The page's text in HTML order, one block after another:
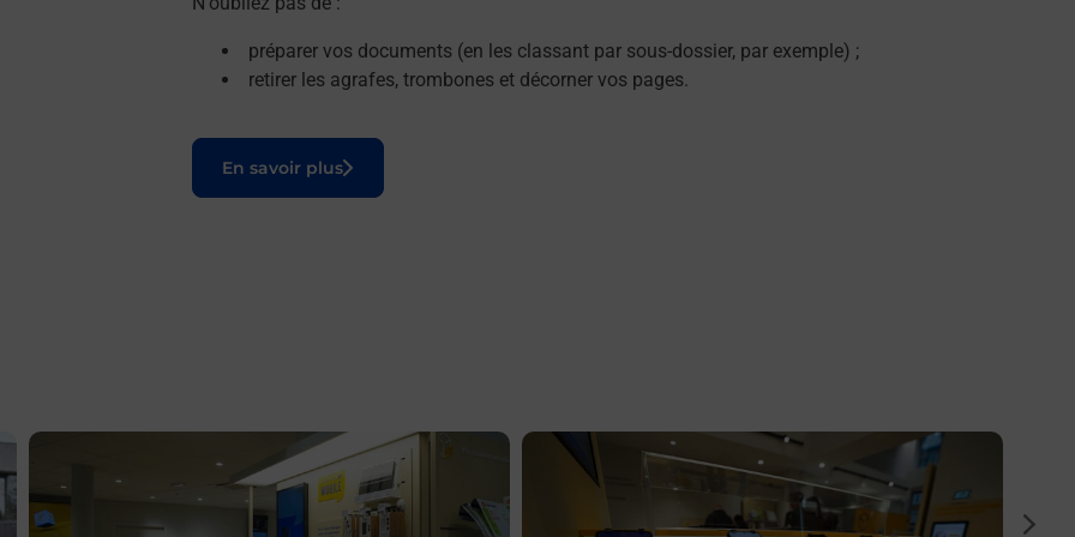
préparer vos documents (en les classant par sous-dossier, par exemple) ;
retirer les agrafes, trombones et décorner vos pages.
En savoir plus
Le lien s'ouvre dans un nouvel onglet
En savoir plus En savoir plus